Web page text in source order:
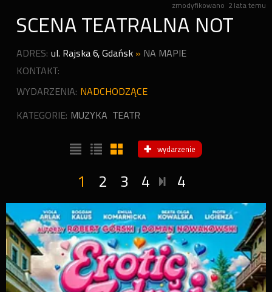
zmodyfikowano 2 lata temu
SCENA TEATRALNA NOT
ADRES: ul. Rajska 6,Gdańsk » NA MAPIE
KONTAKT:
WYDARZENIA: NADCHODZĄCE
KATEGORIE: MUZYKA TEATR
wydarzenie
1 2 3 4 4